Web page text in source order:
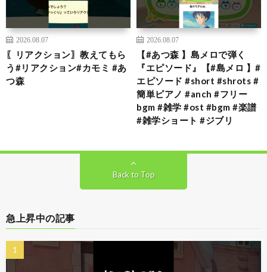
2026.08.07
〖リアクション〗教えてもら
う#リアクション#カモミ #あ
つ森
2026.08.07
【#あつ森 】島メロで弾く
『エピソード』【#島メロ 】#
エピソード #short #shrots #
簡単ピアノ #anch #フリー
bgm #雑学 #ost #bgm #楽譜
#雑学ショート #ジブリ
Back to Top
急上昇中の記事